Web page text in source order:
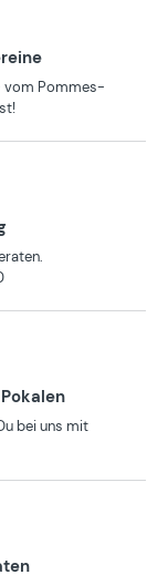
vom Pommes-
bei uns mit